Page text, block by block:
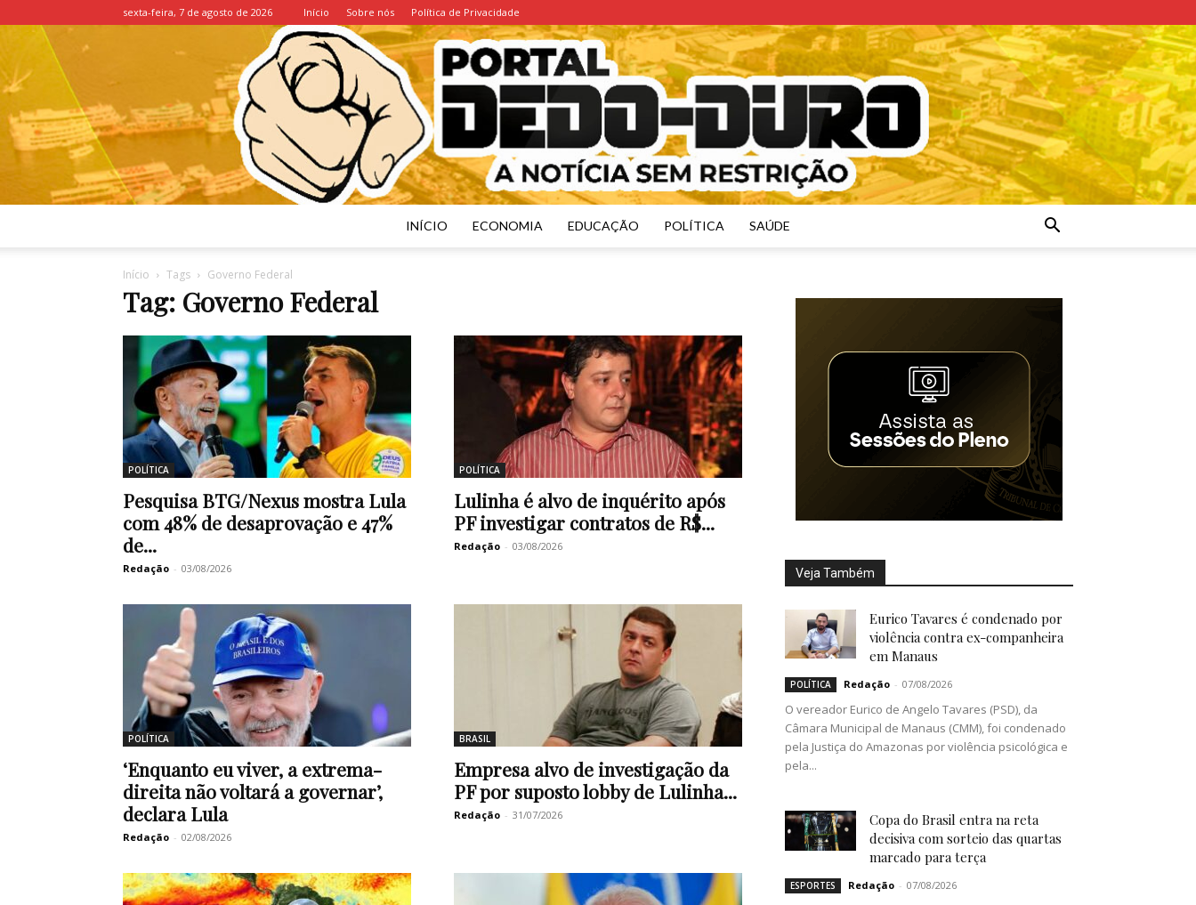
sexta-feira, 7 de agosto de 2026 Início Sobre nós Política de Privacidade
Dedo
Duro
INÍCIO ECONOMIA EDUCAÇÃO POLÍTICA SAÚDE
Início Tags Governo Federal
Tag: Governo Federal
POLÍTICA
Pesquisa BTG/Nexus mostra Lula
com 48% de desaprovação e 47%
de...
Redação - 03/08/2026
POLÍTICA
Lulinha é alvo de inquérito após
PF investigar contratos de R$...
Redação - 03/08/2026
POLÍTICA
‘Enquanto eu viver, a extrema-
direita não voltará a governar’,
declara Lula
Redação - 02/08/2026
BRASIL
Empresa alvo de investigação da
PF por suposto lobby de Lulinha...
Redação - 31/07/2026
Veja Também
Eurico Tavares é condenado por
violência contra ex-companheira
em Manaus
POLÍTICA Redação - 07/08/2026
O vereador Eurico de Angelo Tavares (PSD), da
Câmara Municipal de Manaus (CMM), foi condenado
pela Justiça do Amazonas por violência psicológica e
pela...
Copa do Brasil entra na reta
decisiva com sorteio das quartas
marcado para terça
ESPORTES Redação - 07/08/2026